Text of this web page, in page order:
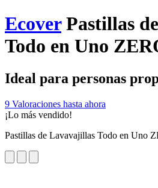
EcoverPastillas
Todo en Uno
Ideal para personas
9 Valoraciones hasta ahora
¡Lo más vendido!
Pastillas de Lavavajillas Todo en Uno